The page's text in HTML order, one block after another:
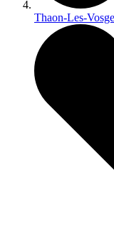
Thaon-Les-